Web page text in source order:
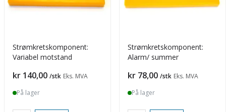
Strømkretskomponent:
Variabel motstand
Pris
kr 140,00 /stk Eks. MVA
På lager
Strømkretskomponent:
Alarm/ summer
Pris
kr 78,00 /stk Eks. MVA
På lager